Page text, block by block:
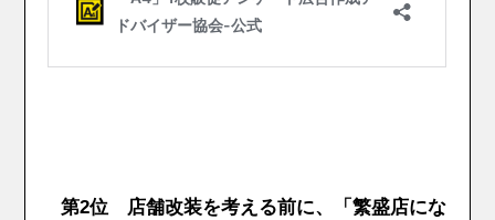
第2位 店舗改装を考える前に、「繁盛店にな